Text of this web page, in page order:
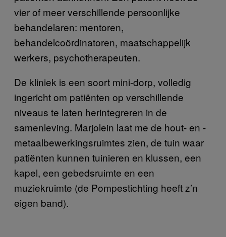
vier of meer verschillende persoonlijke
behandelaren: mentoren,
behandelcoördinatoren, maatschappelijk
werkers, psychotherapeuten.
De kliniek is een soort mini-dorp, volledig
ingericht om patiënten op verschillende
niveaus te laten herintegreren in de
samenleving. Marjolein laat me de hout- en -
metaalbewerkingsruimtes zien, de tuin waar
patiënten kunnen tuinieren en klussen, een
kapel, een gebedsruimte en een
muziekruimte (de Pompestichting heeft z’n
eigen band).